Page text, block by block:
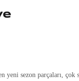
yeni sezon parçaları, çok